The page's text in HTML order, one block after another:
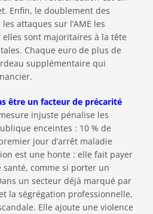
Enfin, le doublement des
attaques sur l’AME les
sont majoritaires à la tête
Chaque euro de plus de
supplémentaire qui
être un facteur de précarité
injuste pénalise les
enceintes : 10 % de
jour d’arrêt maladie
est une honte : elle fait payer
comme si porter un
un secteur déjà marqué par
la ségrégation professionnelle,
Elle ajoute une violence